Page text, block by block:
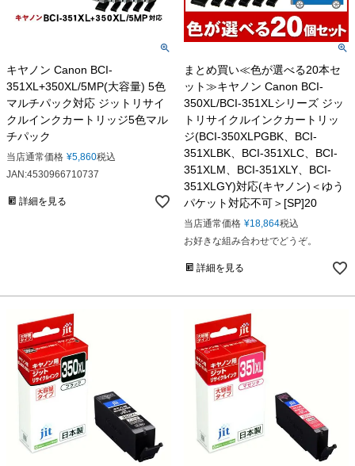
キヤノン Canon BCI-
351XL+350XL/5MP(大容量) 5色
マルチパック対応 ジットリサイ
クルインクカートリッジ5色マル
チパック
当店通常価格 ¥5,860税込
JAN:4530966710737
詳細を見る
まとめ買い≪色が選べる20本セ
ット≫キヤノン Canon BCI-
350XL/BCI-351XLシリーズ ジッ
トリサイクルインクカートリッ
ジ(BCI-350XLPGBK、BCI-
351XLBK、BCI-351XLC、BCI-
351XLM、BCI-351XLY、BCI-
351XLGY)対応(キヤノン)＜ゆう
パケット対応不可＞[SP]20
当店通常価格 ¥18,864税込
お好きな組み合わせでどうぞ。
詳細を見る